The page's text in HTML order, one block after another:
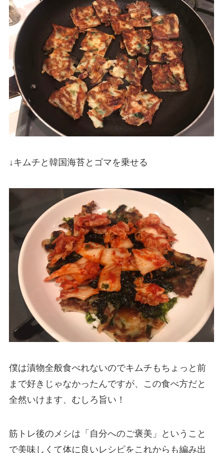
↓キムチと韓国海苔とゴマを乗せる
僕は漬物全般食べれないのでキムチもちょっと前
まで好きじゃなかったんですが、この食べ方だと
全然いけます、むしろ旨い！
筋トレ後のメシは「自分へのご褒美」ということ
で美味しくて体に良いレシピをこれからも編み出